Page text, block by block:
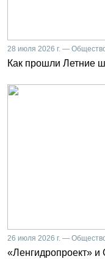
28 июля 2026 г. —
Как прошли Летние
26 июля 2026 г. —
«Ленгидропроект» и